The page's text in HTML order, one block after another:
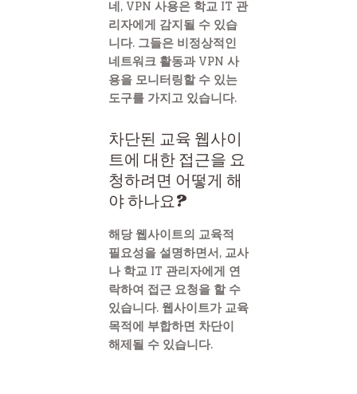
네, VPN 사용은 학교 IT 관
리자에게 감지될 수 있습
니다. 그들은 비정상적인
네트워크 활동과 VPN 사
용을 모니터링할 수 있는
도구를 가지고 있습니다.
차단된 교육 웹사이
트에 대한 접근을 요
청하려면 어떻게 해
야 하나요?
해당 웹사이트의 교육적
필요성을 설명하면서, 교사
나 학교 IT 관리자에게 연
락하여 접근 요청을 할 수
있습니다. 웹사이트가 교육
목적에 부합하면 차단이
해제될 수 있습니다.